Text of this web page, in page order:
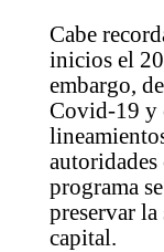
Cabe
inicios el
embargo,
Covid-19 y
autoridades
programa
preservar
capital.